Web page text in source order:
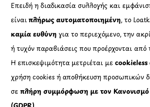
Επειδή η διαδικασία συλλογής και
είναιπλήρως αυτοματοποιημένη, το
καμία ευθύνη για το περιεχόμενο, την
ή τυχόν παραβιάσεις που προέρχονται από
Η επισκεψιμότητα μετριέται μεcookieless
χρήση cookies ή αποθήκευση προσωπικών
σεπλήρη συμμόρφωση με τον